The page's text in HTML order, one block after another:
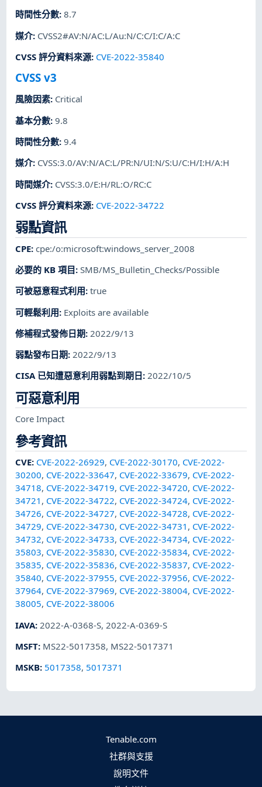
時間性分數:8.7
媒介: CVSS2#AV:N/AC:L/Au:N/C:C/I:C/A:C
CVSS 評分資料來源: CVE-2022-35840
CVSS v3
風險因素: Critical
基本分數:9.8
時間性分數:9.4
媒介: CVSS:3.0/AV:N/AC:L/PR:N/UI:N/S:U/C:H/I:H/A:H
時間媒介: CVSS:3.0/E:H/RL:O/RC:C
CVSS 評分資料來源: CVE-2022-34722
弱點資訊
CPE:cpe:/o:microsoft:windows_server_2008
必要的 KB 項目:SMB/MS_Bulletin_Checks/Possible
可被惡意程式利用:true
可輕鬆利用: Exploits are available
修補程式發佈日期: 2022/9/13
弱點發布日期:2022/9/13
CISA 已知遭惡意利用弱點到期日:2022/10/5
可惡意利用
Core Impact
參考資訊
CVE: CVE-2022-26929, CVE-2022-30170, CVE-2022-
30200, CVE-2022-33647, CVE-2022-33679, CVE-2022-
34718, CVE-2022-34719, CVE-2022-34720, CVE-2022-
34721 , CVE-2022-34722, CVE-2022-34724, CVE-2022-
34726, CVE-2022-34727, CVE-2022-34728, CVE-2022-
34729, CVE-2022-34730, CVE-2022-34731 , CVE-2022-
34732, CVE-2022-34733, CVE-2022-34734, CVE-2022-
35803, CVE-2022-35830, CVE-2022-35834, CVE-2022-
35835, CVE-2022-35836, CVE-2022-35837, CVE-2022-
35840, CVE-2022-37955, CVE-2022-37956, CVE-2022-
37964, CVE-2022-37969, CVE-2022-38004, CVE-2022-
38005, CVE-2022-38006
IAVA: 2022-A-0368-S, 2022-A-0369-S
MSFT: MS22-5017358, MS22-5017371
MSKB: 5017358, 5017371
Tenable.com
社群與支援
說明文件